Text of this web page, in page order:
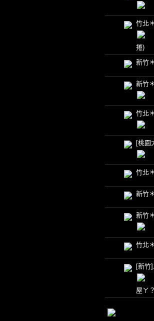
竹北
捲)
新竹
新竹
竹北
[桃園
竹北
新竹
新竹
竹北
[新竹
屋ㄚ？